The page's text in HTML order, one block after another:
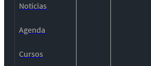
Notícias
Agenda
Cursos